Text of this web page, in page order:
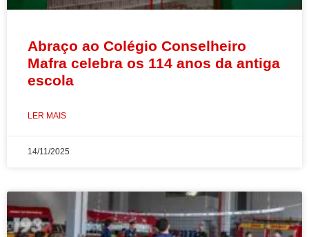
Abraço ao Colégio Conselheiro
Mafra celebra os 114 anos da antiga
escola
LER MAIS
14/11/2025